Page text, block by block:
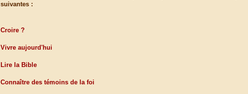
suivantes :
Croire ?
Vivre aujourd'hui
Lire la Bible
Connaître des témoins de la foi